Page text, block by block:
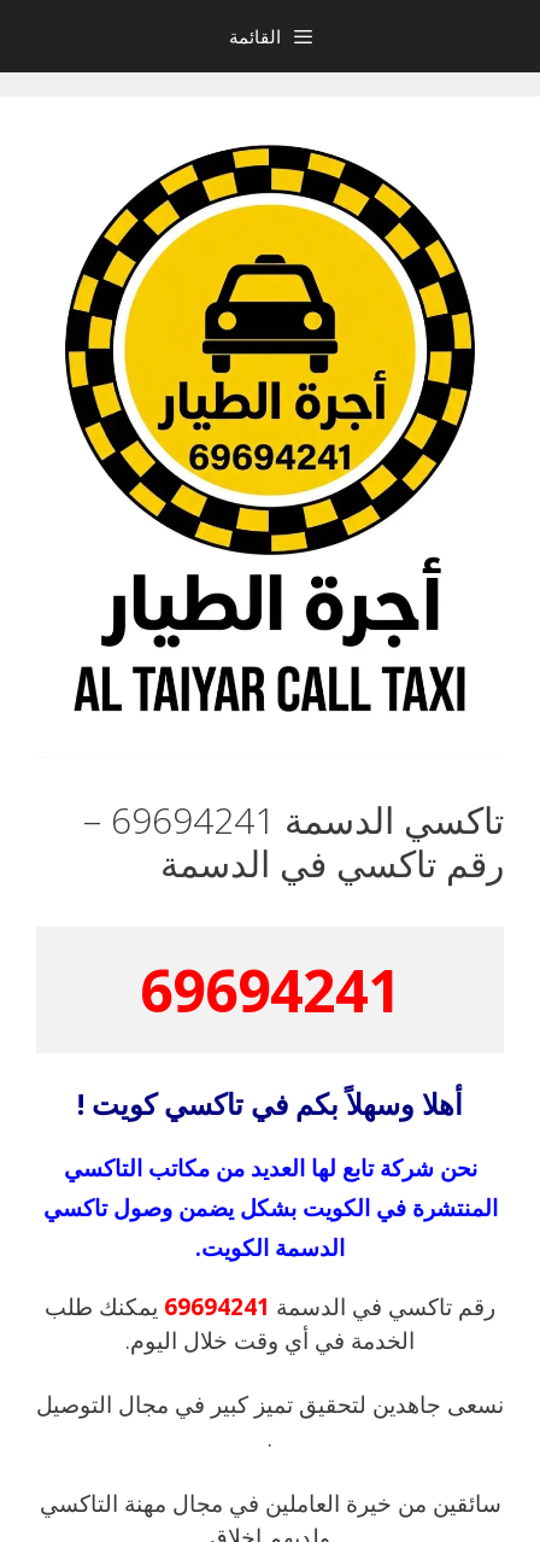
المحتوى
القائمة
تاكسي الدسمة 69694241 –
رقم تاكسي في الدسمة
69694241
أهلا وسهلاً بكم في تاكسي كويت !
نحن شركة تابع لها العديد من مكاتب التاكسي
المنتشرة في الكويت بشكل يضمن وصول تاكسي
الدسمة الكويت.
رقم تاكسي في الدسمة 69694241 يمكنك طلب
الخدمة في أي وقت خلال اليوم.
نسعى جاهدين لتحقيق تميز كبير في مجال التوصيل
.
سائقين من خيرة العاملين في مجال مهنة التاكسي
ولديهم اخلاق